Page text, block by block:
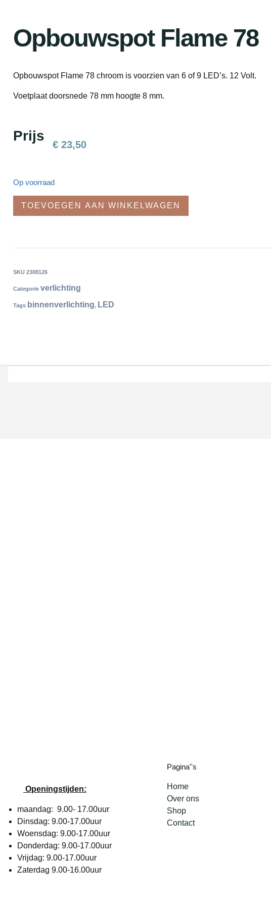
Opbouwspot Flame 78
Opbouwspot Flame 78 chroom is voorzien van 6 of 9 LED’s. 12 Volt.
Voetplaat doorsnede 78 mm hoogte 8 mm.
Prijs
€ 23,50
Op voorraad
TOEVOEGEN AAN WINKELWAGEN
SKU 2308126
Categorie verlichting
Tags binnenverlichting, LED
Openingstijden:
maandag: 9.00- 17.00uur
Dinsdag: 9.00-17.00uur
Woensdag: 9.00-17.00uur
Donderdag: 9.00-17.00uur
Vrijdag: 9.00-17.00uur
Zaterdag 9.00-16.00uur
Pagina''s
Home
Over ons
Shop
Contact